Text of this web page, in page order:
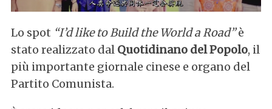
Lo spot “I’d like to Build the World a Road”è
stato realizzato dal Quotidinano del Popolo, il
più importante giornale cinese e organo del
Partito Comunista.